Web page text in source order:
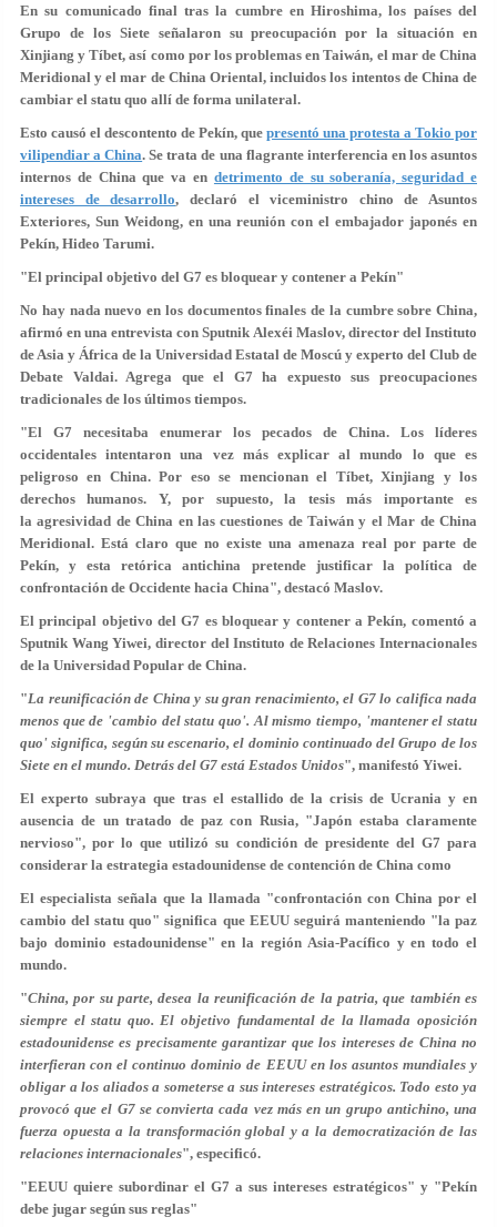
En su comunicado final tras la cumbre en Hiroshima, los países del
Grupo de los Siete señalaron su preocupación por la situación en
Xinjiang y Tíbet, así como por los problemas en Taiwán, el mar de China
Meridional y el mar de China Oriental, incluidos los intentos de China de
cambiar el statu quo allí de forma unilateral.
Esto causó el descontento de Pekín, que presentó una protesta a Tokio por
vilipendiar a China. Se trata de una flagrante interferencia en los asuntos
internos de China que va en detrimento de su soberanía, seguridad e
intereses de desarrollo, declaró el viceministro chino de Asuntos
Exteriores, Sun Weidong, en una reunión con el embajador japonés en
Pekín, Hideo Tarumi.
"El principal objetivo del G7 es bloquear y contener a Pekín"
No hay nada nuevo en los documentos finales de la cumbre sobre China,
afirmó en una entrevista con Sputnik Alexéi Maslov, director del Instituto
de Asia y África de la Universidad Estatal de Moscú y experto del Club de
Debate Valdai. Agrega que el G7 ha expuesto sus preocupaciones
tradicionales de los últimos tiempos.
"El G7 necesitaba enumerar los pecados de China. Los líderes
occidentales intentaron una vez más explicar al mundo lo que es
peligroso en China. Por eso se mencionan el Tíbet, Xinjiang y los
derechos humanos. Y, por supuesto, la tesis más importante es
la agresividad de China en las cuestiones de Taiwán y el Mar de China
Meridional. Está claro que no existe una amenaza real por parte de
Pekín, y esta retórica antichina pretende justificar la política de
confrontación de Occidente hacia China", destacó Maslov.
El principal objetivo del G7 es bloquear y contener a Pekín, comentó a
Sputnik Wang Yiwei, director del Instituto de Relaciones Internacionales
de la Universidad Popular de China.
"La reunificación de China y su gran renacimiento, el G7 lo califica nada
menos que de 'cambio del statu quo'. Al mismo tiempo, 'mantener el statu
quo' significa, según su escenario, el dominio continuado del Grupo de los
Siete en el mundo. Detrás del G7 está Estados Unidos", manifestó Yiwei.
El experto subraya que tras el estallido de la crisis de Ucrania y en
ausencia de un tratado de paz con Rusia, "Japón estaba claramente
nervioso", por lo que utilizó su condición de presidente del G7 para
considerar la estrategia estadounidense de contención de China como
El especialista señala que la llamada "confrontación con China por el
cambio del statu quo" significa que EEUU seguirá manteniendo "la paz
bajo dominio estadounidense" en la región Asia-Pacífico y en todo el
mundo.
"China, por su parte, desea la reunificación de la patria, que también es
siempre el statu quo. El objetivo fundamental de la llamada oposición
estadounidense es precisamente garantizar que los intereses de China no
interfieran con el continuo dominio de EEUU en los asuntos mundiales y
obligar a los aliados a someterse a sus intereses estratégicos. Todo esto ya
provocó que el G7 se convierta cada vez más en un grupo antichino, una
fuerza opuesta a la transformación global y a la democratización de las
relaciones internacionales", especificó.
"EEUU quiere subordinar el G7 a sus intereses estratégicos" y "Pekín
debe jugar según sus reglas"